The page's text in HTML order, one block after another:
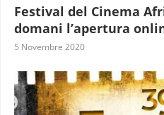
Festival del Cinema
domani l’apertura
5 Novembre 2020